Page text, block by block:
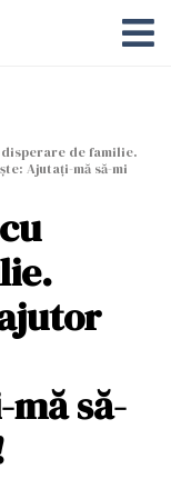
de familie.
Ajutați-mă să-mi
să-